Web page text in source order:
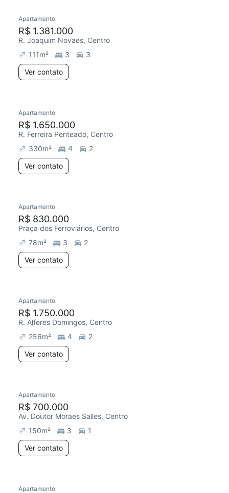
Apartamento
R$ 1.381.000
R. Joaquim Novaes, Centro
111m² 3
3
Ver contato
Redecorar
Apartamento
R$ 1.650.000
R. Ferreira Penteado, Centro
330m² 4
2
Ver contato
Apartamento
R$ 830.000
Praça dos Ferroviários, Centro
78m² 3
2
Ver contato
Redecorar
Apartamento
R$ 1.750.000
R. Alferes Domingos, Centro
256m² 4
2
Ver contato
Apartamento
R$ 700.000
Av. Doutor Moraes Salles, Centro
150m² 3
1
Ver contato
Apartamento